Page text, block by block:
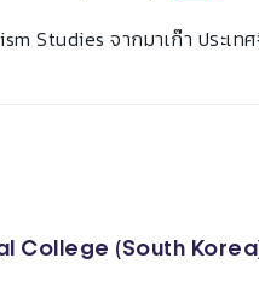
Studies จากมาเก๊า ประเท
College (South